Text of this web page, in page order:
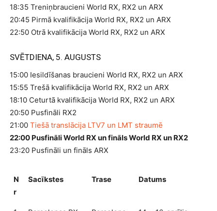
18:35 Treniņbraucieni World RX, RX2 un ARX
20:45 Pirmā kvalifikācija World RX, RX2 un ARX
22:50 Otrā kvalifikācija World RX, RX2 un ARX
SVĒTDIENA, 5. AUGUSTS
15:00 Iesildīšanas braucieni World RX, RX2 un ARX
15:55 Trešā kvalifikācija World RX, RX2 un ARX
18:10 Ceturtā kvalifikācija World RX, RX2 un ARX
20:50 Pusfināli RX2
21:00 Tiešā translācija LTV7 un LMT straumē
22:00 Pusfināli World RX un fināls World RX un RX2
23:20 Pusfināli un fināls ARX
N
r
Sacīkstes Trase Datums